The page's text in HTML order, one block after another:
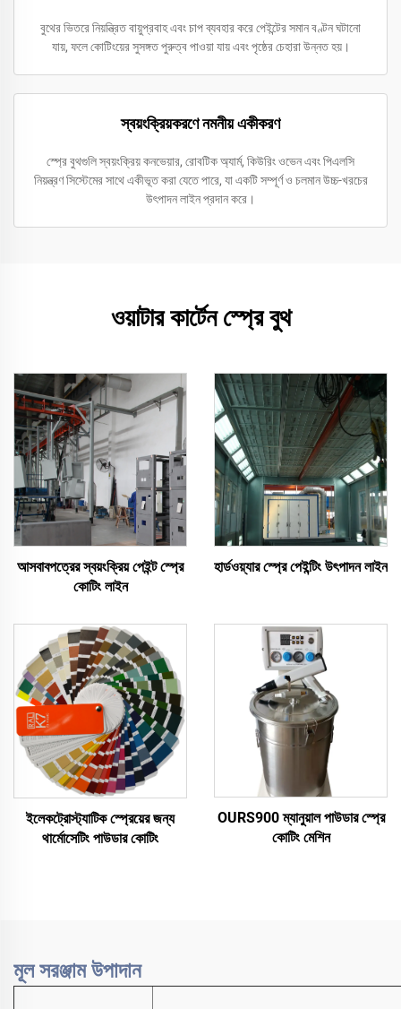
বুথের ভিতরে নিয়ন্ত্রিত বায়ুপ্রবাহ এবং চাপ ব্যবহার করে পেইন্টের সমান বণ্টন ঘটানো
যায়, ফলে কোটিংয়ের সুসঙ্গত পুরুত্ব পাওয়া যায় এবং পৃষ্ঠের চেহারা উন্নত হয়।
স্বয়ংক্রিয়করণে নমনীয় একীকরণ
স্প্রে বুথগুলি স্বয়ংক্রিয় কনভেয়ার, রোবটিক অ্যার্ম, কিউরিং ওভেন এবং পিএলসি
নিয়ন্ত্রণ সিস্টেমের সাথে একীভূত করা যেতে পারে, যা একটি সম্পূর্ণ ও চলমান উচ্চ-খরচের
উৎপাদন লাইন প্রদান করে।
ওয়াটার কার্টেন স্প্রে বুথ
আসবাবপত্রের স্বয়ংক্রিয় পেইন্ট স্প্রে
কোটিং লাইন
হার্ডওয়্যার স্প্রে পেইন্টিং উৎপাদন লাইন
ইলেকট্রোস্ট্যাটিক স্প্রেয়ের জন্য
থার্মোসেটিং পাউডার কোটিং
OURS900 ম্যানুয়াল পাউডার স্প্রে
কোটিং মেশিন
মূল সরঞ্জাম উপাদান